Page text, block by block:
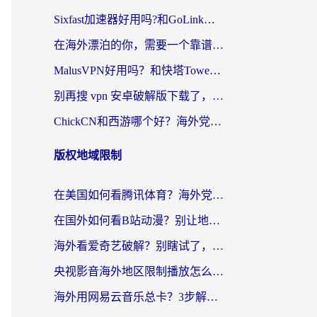
Sixfast加速器好用吗?和GoLink加速器对比哪个回国效果更好?海外党亲测实用指南
在海外漂泊的你，需要一个靠谱的“回国机场”
MalusVPN好用吗？和快塔TowerFastVPN对比哪个回国效果更好？海外党亲测实用指南
别再搜 vpn 安卓破解版下载了，海外党回国上网的正确姿势在这里
ChickCN和西游哪个好？海外党2026亲测回国加速器选择指南（附expressvpn中国对比）
版权地域限制
在美国如何看腾讯体育？海外党解锁NBA欧洲杯直播的终极攻略
在国外如何看B站动漫？别让地区限制打断你的追番节奏
海外看爱奇艺破解？别瞎试了，这才是留学生华人追剧看球的正确打开方式
央视影音海外地区限制播放怎么办？海外党亲测有效的回国加速指南
海外用网易云音乐总卡？3步解决版权限制+卡顿，还能听喜马拉雅！